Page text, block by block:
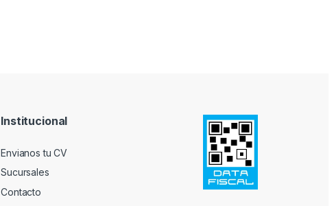
Institucional
Envianos tu CV
Sucursales
Contacto